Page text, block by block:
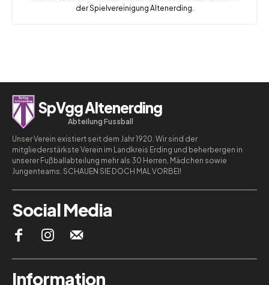
der Spielvereinigung Altenerding.
SpVgg Altenerding
Abteilung Fussball
Unser Verein existiert seit dem Jahr 1920. Wir sind der
mitgliederstärkste Verein im Landkreis Erding und beherbergen in
unserer Fußballabteilung mehr als 30 Herren, Mädchen sowie
Jungenteams. SCHAUEN SIE DOCH MAL VORBEI!
Social Media
Information